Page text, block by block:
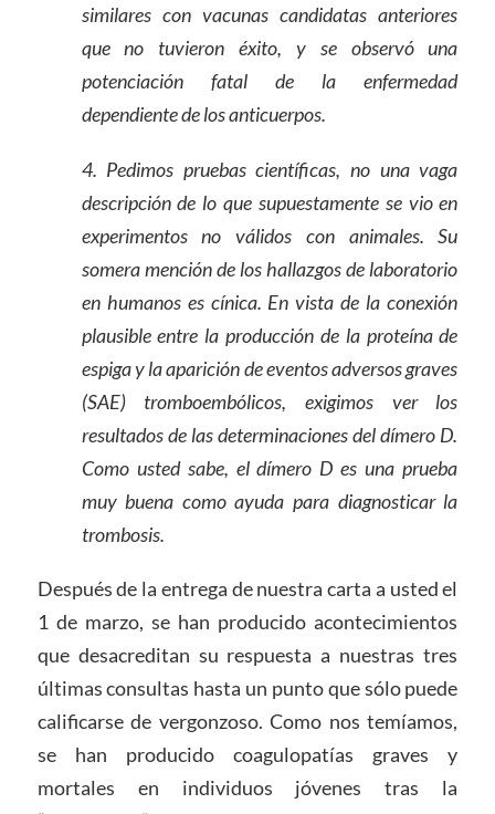
similares con vacunas candidatas anteriores
que no tuvieron éxito, y se observó una
potenciación fatal de la enfermedad
dependiente de los anticuerpos.
4. Pedimos pruebas científicas, no una vaga
descripción de lo que supuestamente se vio en
experimentos no válidos con animales. Su
somera mención de los hallazgos de laboratorio
en humanos es cínica. En vista de la conexión
plausible entre la producción de la proteína de
espiga y la aparición de eventos adversos graves
(SAE) tromboembólicos, exigimos ver los
resultados de las determinaciones del dímero D.
Como usted sabe, el dímero D es una prueba
muy buena como ayuda para diagnosticar la
trombosis.
Después de la entrega de nuestra carta a usted el
1 de marzo, se han producido acontecimientos
que desacreditan su respuesta a nuestras tres
últimas consultas hasta un punto que sólo puede
calificarse de vergonzoso. Como nos temíamos,
se han producido coagulopatías graves y
mortales en individuos jóvenes tras la